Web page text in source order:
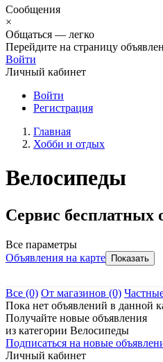
Сообщения
×
Общаться — легко
Перейдите на страницу
Войти
Личный кабинет
Войти
Регистрация
Главная
Хобби и отдых
Велосипеды
Сервис бесплатных
Все параметры
Объявления на карте
Все (0) От магазинов (0)
Пока нет объявлений в данной
Получайте новые объявления
из категории Велосипеды
Подписаться на новые
Личный кабинет